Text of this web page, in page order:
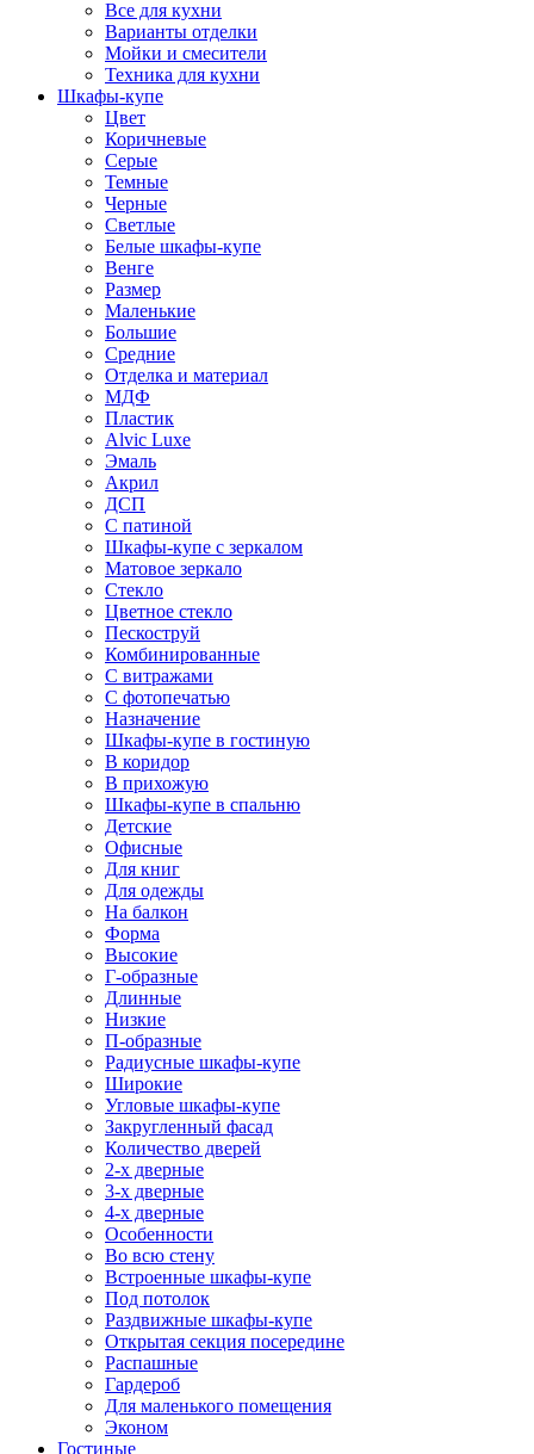
Все для кухни
Варианты отделки
Мойки и смесители
Техника для кухни
Шкафы-купе
Цвет
Коричневые
Серые
Темные
Черные
Светлые
Белые шкафы-купе
Венге
Размер
Маленькие
Большие
Средние
Отделка и материал
МДФ
Пластик
Alvic Luxe
Эмаль
Акрил
ДСП
С патиной
Шкафы-купе с зеркалом
Матовое зеркало
Стекло
Цветное стекло
Пескоструй
Комбинированные
С витражами
С фотопечатью
Назначение
Шкафы-купе в гостиную
В коридор
В прихожую
Шкафы-купе в спальню
Детские
Офисные
Для книг
Для одежды
На балкон
Форма
Высокие
Г-образные
Длинные
Низкие
П-образные
Радиусные шкафы-купе
Широкие
Угловые шкафы-купе
Закругленный фасад
Количество дверей
2-х дверные
3-х дверные
4-х дверные
Особенности
Во всю стену
Встроенные шкафы-купе
Под потолок
Раздвижные шкафы-купе
Открытая секция посередине
Распашные
Гардероб
Для маленького помещения
Эконом
Гостиные